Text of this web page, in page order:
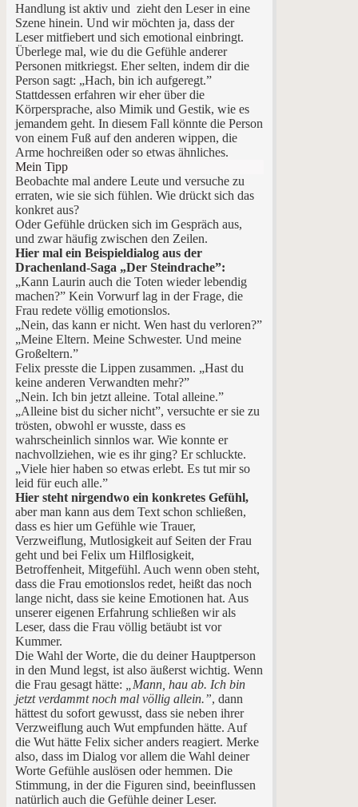
Handlung ist aktiv und zieht den Leser in eine
Szene hinein. Und wir möchten ja, dass der
Leser mitfiebert und sich emotional einbringt.
Überlege mal, wie du die Gefühle anderer
Personen mitkriegst. Eher selten, indem dir die
Person sagt: „Hach, bin ich aufgeregt.”
Stattdessen erfahren wir eher über die
Körpersprache, also Mimik und Gestik, wie es
jemandem geht. In diesem Fall könnte die Person
von einem Fuß auf den anderen wippen, die
Arme hochreißen oder so etwas ähnliches.
Mein Tipp
Beobachte mal andere Leute und versuche zu
erraten, wie sie sich fühlen. Wie drückt sich das
konkret aus?
Oder Gefühle drücken sich im Gespräch aus,
und zwar häufig zwischen den Zeilen.
Hier mal ein Beispieldialog aus der
Drachenland-Saga „Der Steindrache”:
„Kann Laurin auch die Toten wieder lebendig
machen?” Kein Vorwurf lag in der Frage, die
Frau redete völlig emotionslos.
„Nein, das kann er nicht. Wen hast du verloren?”
„Meine Eltern. Meine Schwester. Und meine
Großeltern.”
Felix presste die Lippen zusammen. „Hast du
keine anderen Verwandten mehr?”
„Nein. Ich bin jetzt alleine. Total alleine.”
„Alleine bist du sicher nicht”, versuchte er sie zu
trösten, obwohl er wusste, dass es
wahrscheinlich sinnlos war. Wie konnte er
nachvollziehen, wie es ihr ging? Er schluckte.
„Viele hier haben so etwas erlebt. Es tut mir so
leid für euch alle.”
Hier steht nirgendwo ein konkretes Gefühl,
aber man kann aus dem Text schon schließen,
dass es hier um Gefühle wie Trauer,
Verzweiflung, Mutlosigkeit auf Seiten der Frau
geht und bei Felix um Hilflosigkeit,
Betroffenheit, Mitgefühl. Auch wenn oben steht,
dass die Frau emotionslos redet, heißt das noch
lange nicht, dass sie keine Emotionen hat. Aus
unserer eigenen Erfahrung schließen wir als
Leser, dass die Frau völlig betäubt ist vor
Kummer.
Die Wahl der Worte, die du deiner Hauptperson
in den Mund legst, ist also äußerst wichtig. Wenn
die Frau gesagt hätte:
„Mann, hau ab. Ich bin
jetzt verdammt noch mal völlig allein.”, dann
hättest du sofort gewusst, dass sie neben ihrer
Verzweiflung auch Wut empfunden hätte. Auf
die Wut hätte Felix sicher anders reagiert. Merke
also, dass im Dialog vor allem die Wahl deiner
Worte Gefühle auslösen oder hemmen. Die
Stimmung, in der die Figuren sind, beeinflussen
natürlich auch die Gefühle deiner Leser.